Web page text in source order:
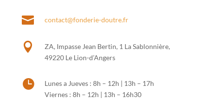
 contact@fonderie-doutre.fr

ZA, Impasse Jean Bertin, 1 La Sablonnière,
49220 Le Lion-d’Angers

Lunes a Jueves : 8h – 12h | 13h – 17h
Viernes : 8h – 12h | 13h – 16h30